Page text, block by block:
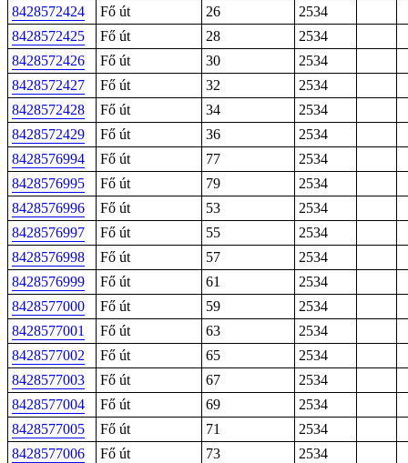
8428572424
Fő út 26
2534
8428572425
Fő út 28
2534
8428572426
Fő út 30
2534
8428572427
Fő út 32
2534
8428572428
Fő út 34
2534
8428572429
Fő út 36
2534
8428576994
Fő út 77
2534
8428576995
Fő út 79
2534
8428576996
Fő út 53
2534
8428576997
Fő út 55
2534
8428576998
Fő út 57
2534
8428576999
Fő út 61
2534
8428577000
Fő út 59
2534
8428577001
Fő út 63
2534
8428577002
Fő út 65
2534
8428577003
Fő út 67
2534
8428577004
Fő út 69
2534
8428577005
Fő út 71
2534
8428577006
Fő út 73
2534